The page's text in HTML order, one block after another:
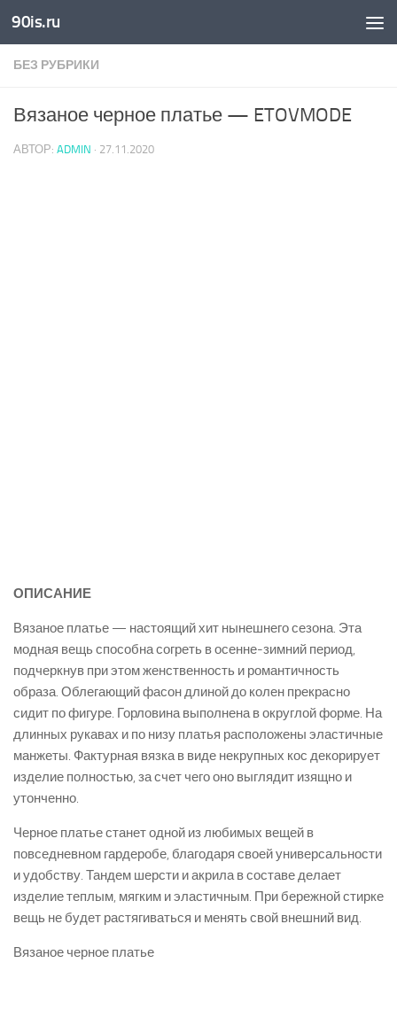
Skip to content
90is.ru
БЕЗ РУБРИКИ
Вязаное черное платье — ETOVMODE
АВТОР: ADMIN · 27.11.2020
ОПИСАНИЕ
Вязаное платье — настоящий хит нынешнего сезона. Эта
модная вещь способна согреть в осенне-зимний период,
подчеркнув при этом женственность и романтичность
образа. Облегающий фасон длиной до колен прекрасно
сидит по фигуре. Горловина выполнена в округлой форме. На
длинных рукавах и по низу платья расположены эластичные
манжеты. Фактурная вязка в виде некрупных кос декорирует
изделие полностью, за счет чего оно выглядит изящно и
утонченно.
Черное платье станет одной из любимых вещей в
повседневном гардеробе, благодаря своей универсальности
и удобству. Тандем шерсти и акрила в составе делает
изделие теплым, мягким и эластичным. При бережной стирке
вещь не будет растягиваться и менять свой внешний вид.
Вязаное черное платье